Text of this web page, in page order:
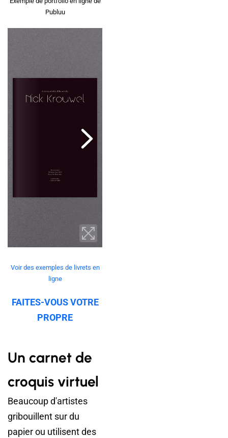
Publuu
Voir des exemples de livrets en
ligne
FAITES-VOUS VOTRE
PROPRE
Un carnet de
croquis virtuel
Beaucoup d'artistes
gribouillent sur du
papier ou utilisent des